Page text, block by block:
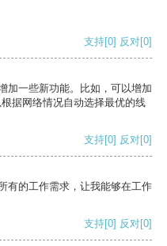
支持[0] 反对[0]
加一些新功能。比如，可以增加
据网络情况自动选择最优的线
支持[0] 反对[0]
有的工作需求，让我能够在工作
支持[0] 反对[0]